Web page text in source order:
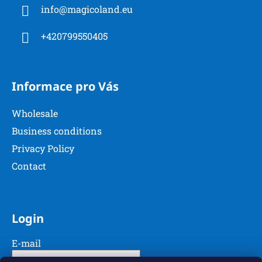
t
info@magicoland.eu
+420799550405
Informace pro Vás
Wholesale
Business conditions
Privacy Policy
Contact
Login
E-mail